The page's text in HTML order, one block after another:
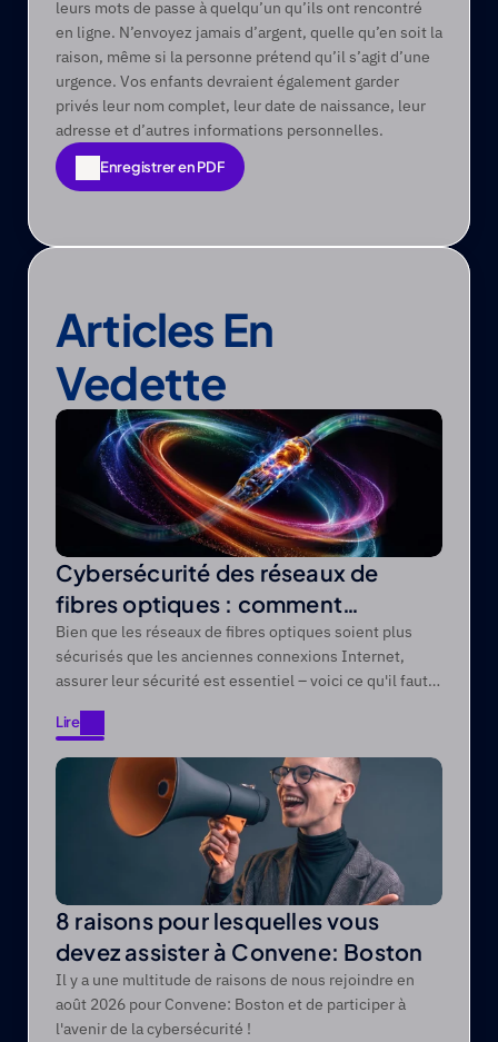
leurs mots de passe à quelqu’un qu’ils ont rencontré
en ligne. N’envoyez jamais d’argent, quelle qu’en soit la
raison, même si la personne prétend qu’il s’agit d’une
urgence. Vos enfants devraient également garder
privés leur nom complet, leur date de naissance, leur
adresse et d’autres informations personnelles.
Enregistrer en PDF
Enregistrer en PDF
Articles En
Vedette
Cybersécurité des réseaux de
fibres optiques : comment
protéger les réseaux de fibres
optiques contre les menaces
Bien que les réseaux de fibres optiques soient plus
sécurisés que les anciennes connexions Internet,
assurer leur sécurité est essentiel – voici ce qu'il faut
Lire
Lire
8 raisons pour lesquelles vous
devez assister à Convene: Boston
Il y a une multitude de raisons de nous rejoindre en
août 2026 pour Convene: Boston et de participer à
l'avenir de la cybersécurité !